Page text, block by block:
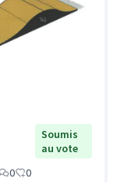
Soumis
au vote
0 0